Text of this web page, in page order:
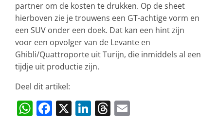
partner om de kosten te drukken. Op de sheet
hierboven zie je trouwens een GT-achtige vorm en
een SUV onder een doek. Dat kan een hint zijn
voor een opvolger van de Levante en
Ghibli/Quattroporte uit Turijn, die inmiddels al een
tijdje uit productie zijn.
Deel dit artikel:
W F X Li T